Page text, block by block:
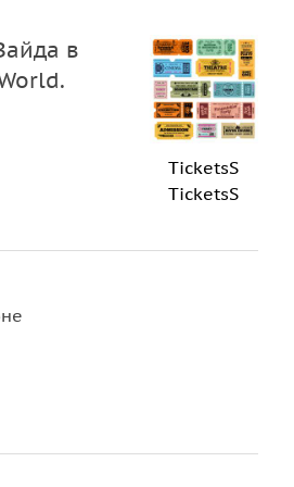
в
TicketsS
TicketsS